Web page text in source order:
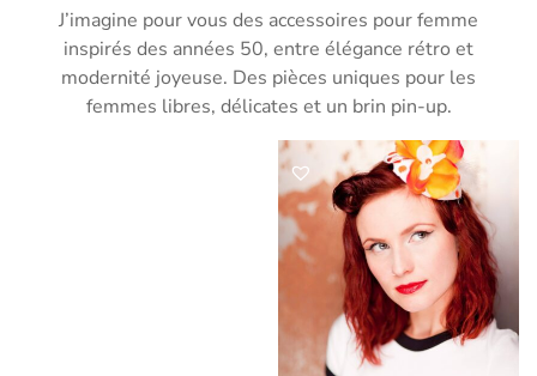
J’imagine pour vous des accessoires pour femme
inspirés des années 50, entre élégance rétro et
modernité joyeuse. Des pièces uniques pour les
femmes libres, délicates et un brin pin-up.